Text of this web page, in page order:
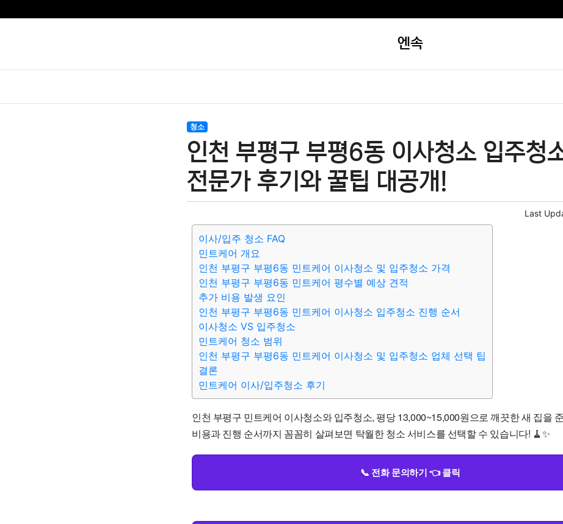
엔속
청소
인천 부평구 부평6동 이사청소 입주청
전문가 후기와 꿀팁 대공개!
Last
이사/입주 청소 FAQ
민트케어 개요
인천 부평구 부평6동 민트케어 이사청소 및 입주청소 가격
인천 부평구 부평6동 민트케어 평수별 예상 견적
추가 비용 발생 요인
인천 부평구 부평6동 민트케어 이사청소 입주청소 진행 순서
이사청소 VS 입주청소
민트케어 청소 범위
인천 부평구 부평6동 민트케어 이사청소 및 입주청소 업체 선택 팁
결론
민트케어 이사/입주청소 후기
인천 부평구 민트케어 이사청소와 입주청소, 평당 13,000~15,000원으로 깨끗한 새 집을
비용과 진행 순서까지 꼼꼼히 살펴보면 탁월한 청소 서비스를 선택할 수 있습니다! 🧹✨
📞 전화 문의하기 👈 클릭